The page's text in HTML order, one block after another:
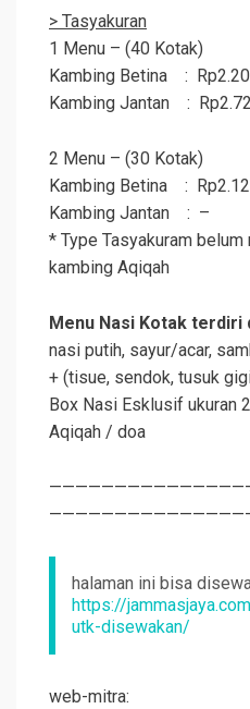
> Tasyakuran
1 Menu – (40 Kotak)
Kambing Betina :
Kambing Jantan :
2 Menu – (30 Kotak)
Kambing Betina :
Kambing Jantan : –
* Type Tasyakuram
kambing Aqiqah
Menu Nasi Kotak terdiri
nasi putih, sayur/acar,
+ (tisue, sendok, tusuk
Box Nasi Esklusif ukuran
Aqiqah / doa
halaman ini bisa
https://
utk-disewakan/
web-mitra: